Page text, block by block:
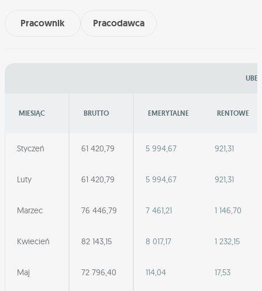
Pracownik Pracodawca
MIESIĄC BRUTTO EMERYTALNE RENTOWE
Styczeń 61 420,79 5 994,67 921,31
Luty 61 420,79 5 994,67 921,31
Marzec 76 446,79 7 461,21 1 146,70
Kwiecień 82 143,15 8 017,17 1 232,15
Maj 72 796,40 114,04 17,53